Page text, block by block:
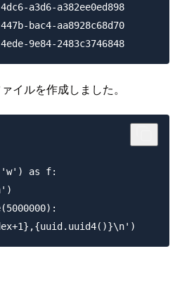
a3d6-a382ee0ed898
bac4-aa8928c68d70
イルを作成しました。
'w') as f: